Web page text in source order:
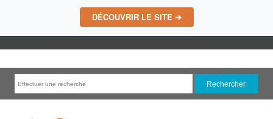
DÉCOUVRIR LE SITE ➔